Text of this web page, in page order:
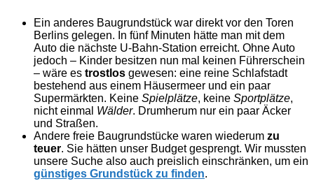
Ein anderes Baugrundstück war direkt vor den Toren
Berlins gelegen. In fünf Minuten hätte man mit dem
Auto die nächste U-Bahn-Station erreicht. Ohne Auto
jedoch – Kinder besitzen nun mal keinen Führerschein
– wäre es trostlos gewesen: eine reine Schlafstadt
bestehend aus einem Häusermeer und ein paar
Supermärkten. Keine Spielplätze, keine Sportplätze,
nicht einmal Wälder. Drumherum nur ein paar Äcker
und Straßen.
Andere freie Baugrundstücke waren wiederum zu
teuer. Sie hätten unser Budget gesprengt. Wir mussten
unsere Suche also auch preislich einschränken, um ein
günstiges Grundstück zu finden.